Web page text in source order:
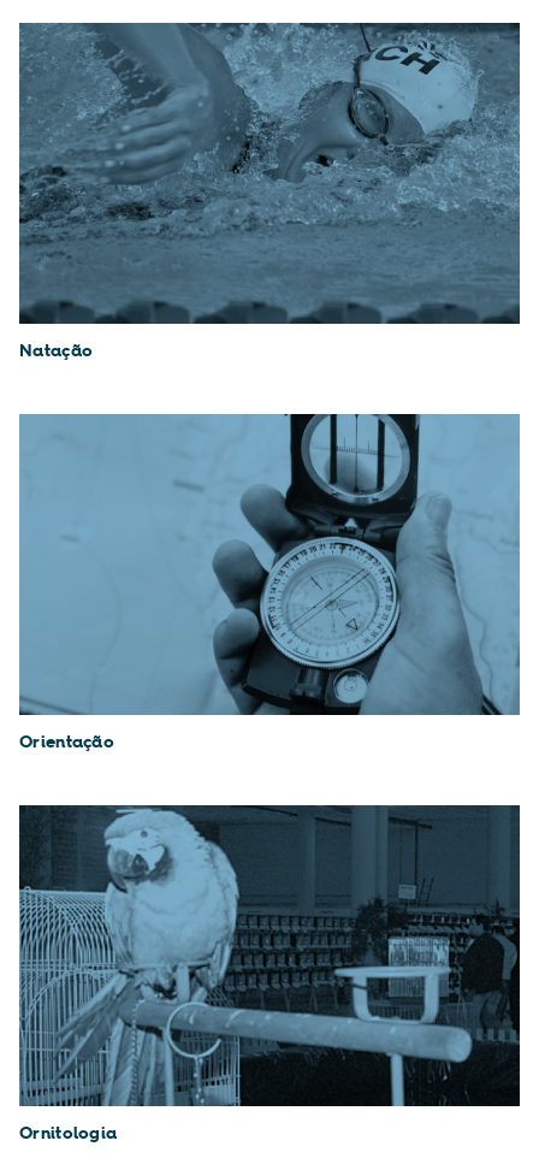
Natação
Orientação
Ornitologia